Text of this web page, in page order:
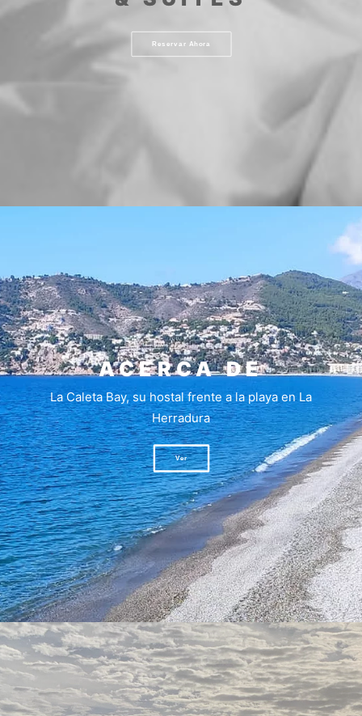
Reservar Ahora
ACERCA DE
La Caleta Bay, su hostal frente a la playa en La
Herradura
Ver